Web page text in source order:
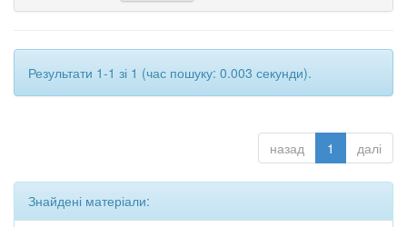
Результати 1-1 зі 1 (час пошуку: 0.003 секунди).
назад 1 далі
Знайдені матеріали: